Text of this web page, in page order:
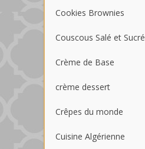
Cookies Brownies
Couscous Salé et Sucré
Crème de Base
crème dessert
Crêpes du monde
Cuisine Algérienne